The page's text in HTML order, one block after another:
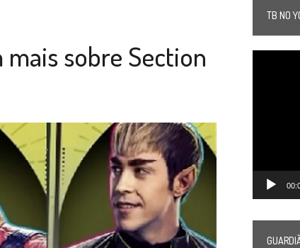
NEW WORDS
HORAS APÓS ESTREIA
DIFERENTES PONTOS DE VISTA
sobre Section
TB NO